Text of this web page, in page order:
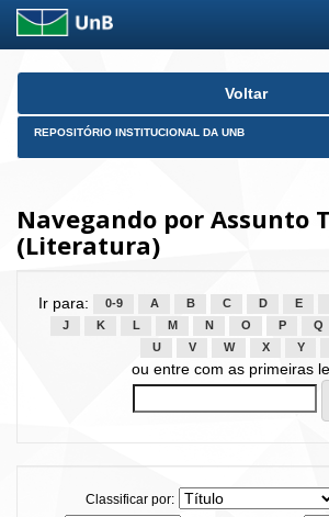
Skip
Voltar
REPOSITÓRIO INSTITUCIONAL DA UNB
Navegando por Assunto
(Literatura)
Ir para: 0-9 A B C D E
J
K L M N O P Q
U
V W X Y
ou entre com as primeiras
Classificar por: